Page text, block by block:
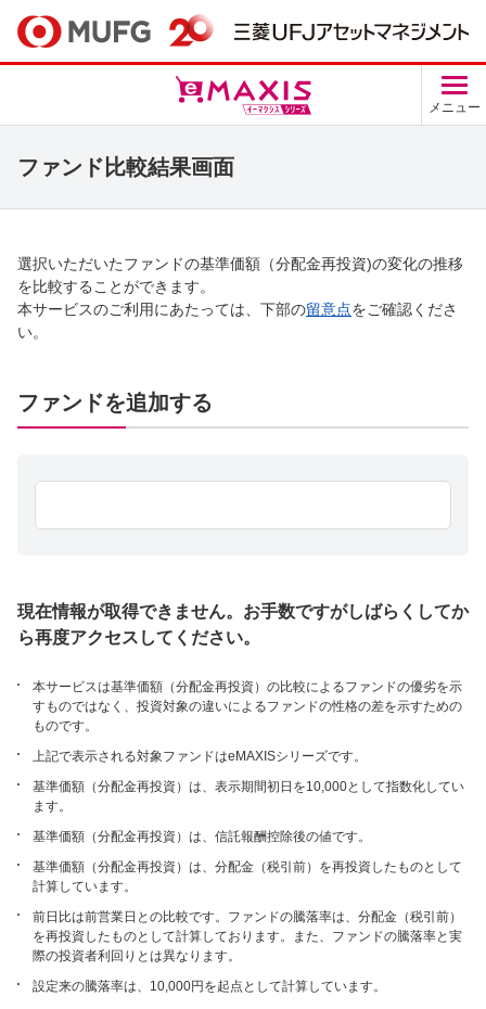
メニュー
ファンド比較結果画面
選択いただいたファンドの基準価額（分配金再投資)の変化の推移
を比較することができます。
本サービスのご利用にあたっては、下部の留意点をご確認くださ
い。
ファンドを追加する
現在情報が取得できません。お手数ですがしばらくしてか
ら再度アクセスしてください。
本サービスは基準価額（分配金再投資）の比較によるファンドの優劣を示
すものではなく、投資対象の違いによるファンドの性格の差を示すための
ものです。
上記で表示される対象ファンドはeMAXISシリーズです。
基準価額（分配金再投資）は、表示期間初日を10,000として指数化してい
ます。
基準価額（分配金再投資）は、信託報酬控除後の値です。
基準価額（分配金再投資）は、分配金（税引前）を再投資したものとして
計算しています。
前日比は前営業日との比較です。ファンドの騰落率は、分配金（税引前）
を再投資したものとして計算しております。また、ファンドの騰落率と実
際の投資者利回りとは異なります。
設定来の騰落率は、10,000円を起点として計算しています。